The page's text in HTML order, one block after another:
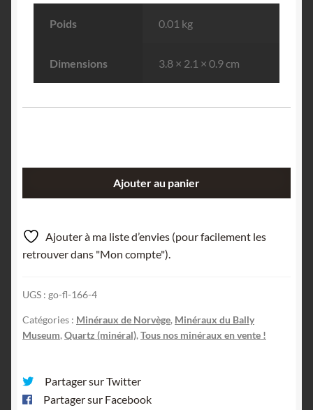
Poids 0.01 kg
Dimensions 3.8 × 2.1 × 0.9 cm
(Aventurine,
Quartz),
Norvège.
Ajouter au panier
Ajouter à ma liste d’envies (pour facilement les
retrouver dans "Mon compte").
UGS : go-fl-166-4
Catégories : Minéraux de Norvège, Minéraux du Bally
Museum, Quartz (minéral), Tous nos minéraux en vente !
Partager sur Twitter
Partager sur Facebook